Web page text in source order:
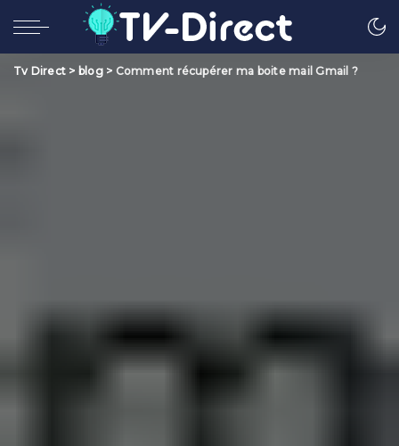
Tv Direct > blog> Comment récupérer ma boite mail Gmail ?